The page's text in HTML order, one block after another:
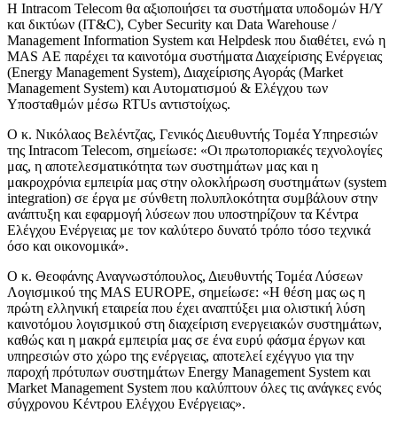
Η Intracom Telecom θα αξιοποιήσει τα συστήματα υποδομών Η/Υ
και δικτύων (IT&C), Cyber Security και Data Warehouse /
Management Information System και Helpdesk που διαθέτει, ενώ η
MAS ΑΕ παρέχει τα καινοτόμα συστήματα Διαχείρισης Ενέργειας
(Energy Management System), Διαχείρισης Αγοράς (Market
Management System) και Αυτοματισμού & Ελέγχου των
Υποσταθμών μέσω RTUs αντιστοίχως.
Ο κ. Νικόλαος Βελέντζας, Γενικός Διευθυντής Τομέα Υπηρεσιών
της Intracom Telecom, σημείωσε: «Οι πρωτοποριακές τεχνολογίες
μας, η αποτελεσματικότητα των συστημάτων μας και η
μακροχρόνια εμπειρία μας στην ολοκλήρωση συστημάτων (system
integration) σε έργα με σύνθετη πολυπλοκότητα συμβάλουν στην
ανάπτυξη και εφαρμογή λύσεων που υποστηρίζουν τα Κέντρα
Ελέγχου Ενέργειας με τον καλύτερο δυνατό τρόπο τόσο τεχνικά
όσο και οικονομικά».
Ο κ. Θεοφάνης Αναγνωστόπουλος, Διευθυντής Τομέα Λύσεων
Λογισμικού της MAS EUROPE, σημείωσε: «H θέση μας ως η
πρώτη ελληνική εταιρεία που έχει αναπτύξει μια ολιστική λύση
καινοτόμου λογισμικού στη διαχείριση ενεργειακών συστημάτων,
καθώς και η μακρά εμπειρία μας σε ένα ευρύ φάσμα έργων και
υπηρεσιών στο χώρο της ενέργειας, αποτελεί εχέγγυο για την
παροχή πρότυπων συστημάτων Energy Management System και
Market Management System που καλύπτουν όλες τις ανάγκες ενός
σύγχρονου Κέντρου Ελέγχου Ενέργειας».